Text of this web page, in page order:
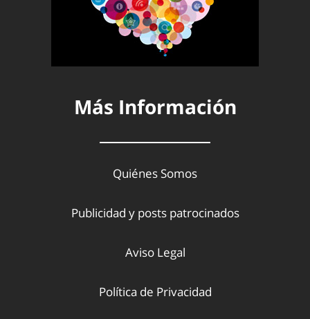
Más Información
Quiénes Somos
Publicidad y posts patrocinados
Aviso Legal
Política de Privacidad